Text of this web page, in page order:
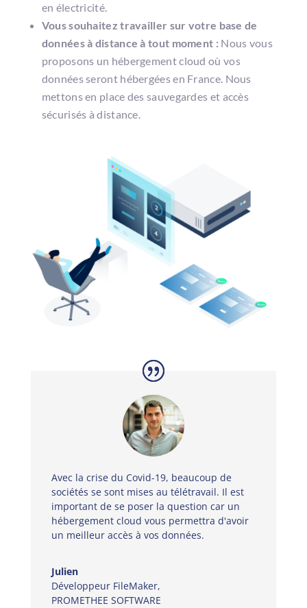
en électricité.
Vous souhaitez travailler sur votre base de
données à distance à tout moment : Nous vous
proposons un hébergement cloud où vos
données seront hébergées en France. Nous
mettons en place des sauvegardes et accès
sécurisés à distance.
Avec la crise du Covid-19, beaucoup de
sociétés se sont mises au télétravail. Il est
important de se poser la question car un
hébergement cloud vous permettra d'avoir
un meilleur accès à vos données.
Julien
Développeur FileMaker,
PROMETHEE SOFTWARE